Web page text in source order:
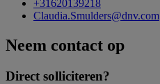
+31620139218
Claudia.Smulders@dnv.com
Neem contact op
Direct solliciteren?